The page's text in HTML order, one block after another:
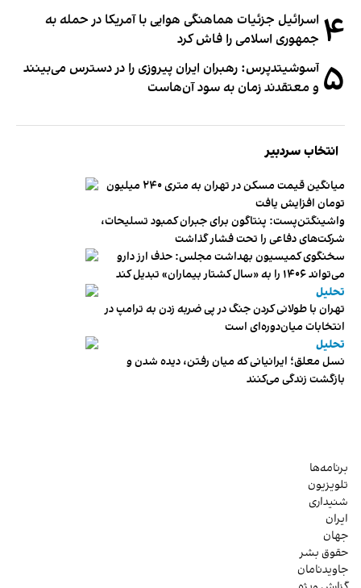
۴ اسرائیل جزئیات هماهنگی هوایی با آمریکا در حمله به
جمهوری اسلامی را فاش کرد
۵ آسوشیتدپرس: رهبران ایران پیروزی را در دسترس می‌بینند
و معتقدند زمان به سود آن‌هاست
انتخاب سردبیر
میانگین قیمت مسکن در تهران به متری ۲۴۰ میلیون
تومان افزایش یافت
واشینگتن‌پست: پنتاگون برای جبران کمبود تسلیحات،
شرکت‌های دفاعی را تحت فشار گذاشت
سخنگوی کمیسیون بهداشت مجلس: حذف ارز دارو
می‌تواند ۱۴۰۶ را به «سال کشتار بیماران» تبدیل کند
تحلیل
تهران با طولانی کردن جنگ در پی ضربه زدن به ترامپ در
انتخابات میان‌دوره‌ای است
تحلیل
نسل معلق؛ ایرانیانی که میان رفتن، دیده شدن و
بازگشت زندگی می‌کنند
برنامه‌ها
تلویزیون
شنیداری
ایران
جهان
حقوق بشر
جاویدنامان